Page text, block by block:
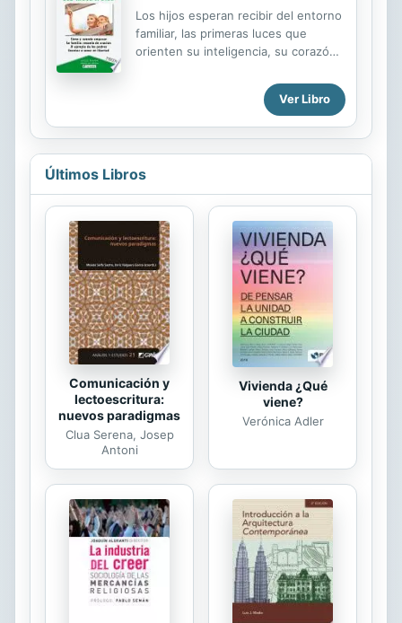
Los hijos esperan recibir del entorno
familiar, las primeras luces que
orienten su inteligencia, su corazón,
llegar a realizarse en el seno de una
familia que anhele ser escuela de
Ver Libro
Últimos Libros
Comunicación y
lectoescritura:
nuevos paradigmas
Clua Serena, Josep
Antoni
Vivienda ¿Qué
viene?
Verónica Adler